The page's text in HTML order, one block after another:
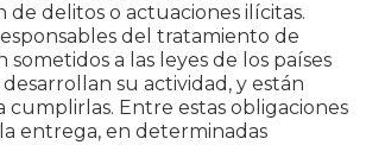
de delitos o actuaciones ilícitas.
del tratamiento de
sometidos a las leyes de los países
su actividad, y están
cumplirlas. Entre estas obligaciones
entrega, en determinadas